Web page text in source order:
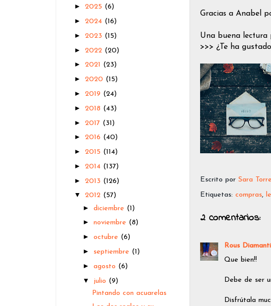
Gracias a Anabel
Una buena lectura
>>> ¿Te ha
Escrito por Sara
Etiquetas: compras,
2 comentarios:
Rous
Que bien!!
Debe de ser
Disfrútala
► 2025 (6)
► 2024 (16)
► 2023 (15)
► 2022 (20)
► 2021 (23)
► 2020 (15)
► 2019 (24)
► 2018 (43)
► 2017 (31)
► 2016 (40)
► 2015 (114)
► 2014 (137)
► 2013 (126)
▼ 2012 (57)
►diciembre (1)
►noviembre (8)
►octubre (6)
► septiembre (1)
►agosto (6)
▼ julio (9)
Pintando con acuarelas